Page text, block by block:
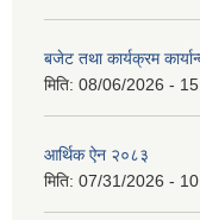
बजेट तथा कार्यक्रम
मिति: 08/06/2026 -
आर्थिक ऐन २०८३
मिति: 07/31/2026 -